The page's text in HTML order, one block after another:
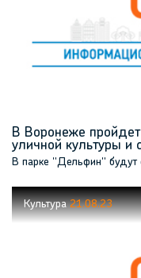
В Воронеже пройдет
уличной культуры и
В парке "Дельфин" будут
Культура21.08.23